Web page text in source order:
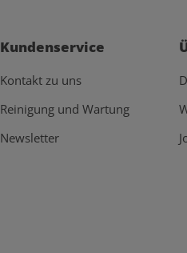
Kundenservice
Kontakt zu uns
Reinigung und Wartung
Newsletter